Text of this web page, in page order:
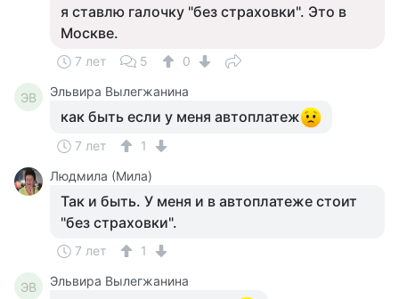
я ставлю галочку "без страховки". Это в
Москве.
7 лет 5 0
ЭВ Эльвира Вылегжанина
как быть если у меня автоплатеж
7 лет
1
Людмила (Мила)
Так и быть. У меня и в автоплатеже стоит
"без страховки".
7 лет 1
ЭВ Эльвира Вылегжанина